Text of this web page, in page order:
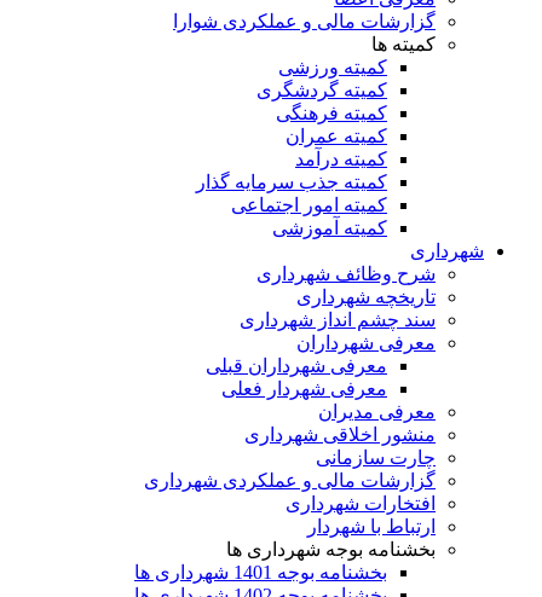
گزارشات مالی و عملکردی شوارا
کمیته ها
کمیته ورزشی
کمیته گردشگری
کمیته فرهنگی
کمیته عمران
کمیته درآمد
کمیته جذب سرمایه گذار
کمیته امور اجتماعی
کمیته آموزشی
شهرداری
شرح وظائف شهرداری
تاریخچه شهرداری
سند چشم انداز شهرداری
معرفی شهرداران
معرفی شهرداران قبلی
معرفی شهردار فعلی
معرفی مدیران
منشور اخلاقی شهرداری
چارت سازمانی
گزارشات مالی و عملکردی شهرداری
افتخارات شهرداری
ارتباط با شهردار
بخشنامه بوجه شهرداری ها
بخشنامه بوجه 1401 شهرداری ها